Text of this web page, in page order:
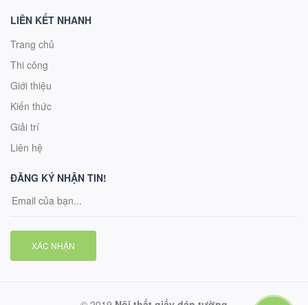
LIÊN KẾT NHANH
Trang chủ
Thi công
Giới thiệu
Kiến thức
Giải trí
Liên hệ
ĐĂNG KÝ NHẬN TIN!
XÁC NHẬN